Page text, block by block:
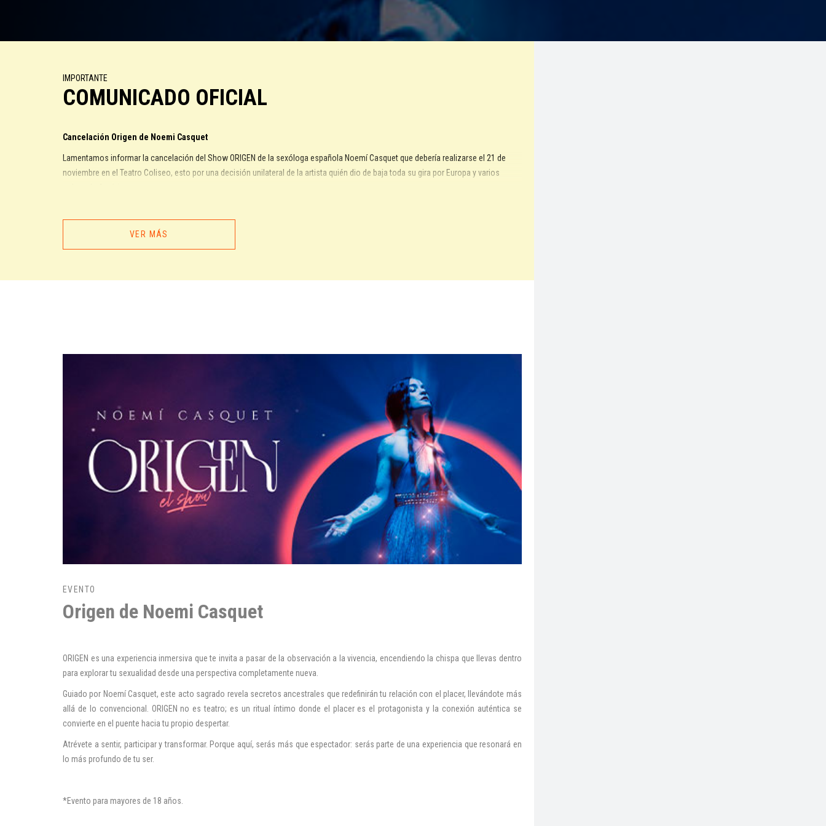
IMPORTANTE
COMUNICADO OFICIAL
Cancelación Origen de Noemi Casquet
Lamentamos informar la cancelación del Show ORIGEN de la sexóloga española Noemí Casquet que debería realizarse el 21 de
noviembre en el Teatro Coliseo, esto por una decisión unilateral de la artista quién dio de baja toda su gira por Europa y varios
En Ruge seguiremos trabajando para llevar adelante proyectos que sean del interés del público Nacional.
Equipo Ruge Produce
Para compras conTarjeta de Créditorealizadas vía Internet, la devolución será automática sin la necesidad de una gestión
vía Internet: de forma paralela a este anuncio se enviará un formulario al correo
registrado al momento de la compra, solicitando los datos bancarios del titular de la compra, por ende, del usuario registrado en
Punto Ticket para efectos de realizar la correspondiente devolución y podrá verse reflejada en unplazo de 25 días hábiles
vez recibidos los datos correctos para la devolución).
Para conocer mayor detalle del proceso de devolución, revisa nuestros Términos y Condicionesacá
VER MÁS
EVENTO
Origen de Noemi Casquet
ORIGEN es una experiencia inmersiva que te invita a pasar de la observación a la vivencia, encendiendo la chispa que llevas dentro
para explorar tu sexualidad desde una perspectiva completamente nueva.
Guiado por Noemí Casquet, este acto sagrado revela secretos ancestrales que redefinirán tu relación con el placer, llevándote más
allá de lo convencional. ORIGEN no es teatro; es un ritual íntimo donde el placer es el protagonista y la conexión auténtica se
convierte en el puente hacia tu propio despertar.
Atrévete a sentir, participar y transformar. Porque aquí, serás más que espectador: serás parte de una experiencia que resonará en
lo más profundo de tu ser.
*Evento para mayores de 18 años.